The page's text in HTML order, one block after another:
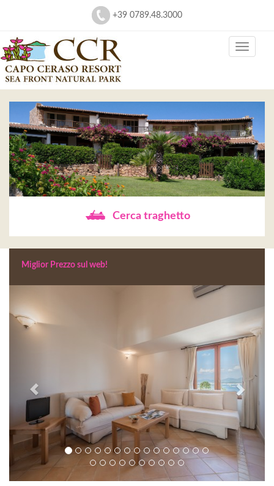
+39 0789.48.3000
Cerca traghetto
Miglior Prezzo sul web!